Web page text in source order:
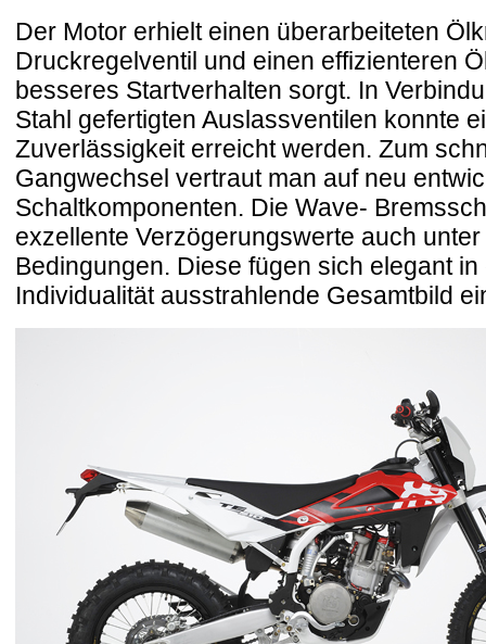
Der Motor erhielt einen überarbeiteten
Druckregelventil und einen effizienteren
besseres Startverhalten sorgt. In
Stahl gefertigten Auslassventilen konnte
Zuverlässigkeit erreicht werden. Zum
Gangwechsel vertraut man auf neu
Schaltkomponenten. Die Wave-
exzellente Verzögerungswerte auch
Bedingungen. Diese fügen sich elegant
Individualität ausstrahlende Gesamtbild